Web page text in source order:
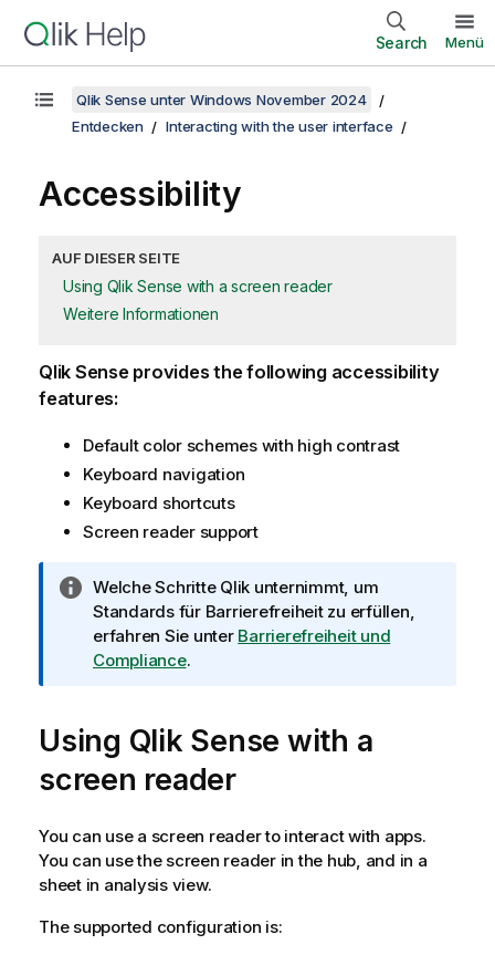
Search Menü
Qlik Sense unter Windows November 2024
Entdecken
Interacting with the user interface
Accessibility
AUF DIESER SEITE
Using Qlik Sense with a screen reader
Weitere Informationen
Qlik Senseprovides the following accessibility
features:
Default color schemes with high contrast
Keyboard navigation
Keyboard shortcuts
Screen reader support
I
n
f
o
a
t
i
n
s
h
n
Welche Schritte Qlik unternimmt, um
Standards für Barrierefreiheit zu erfüllen,
erfahren Sie unter Barrierefreiheit und
Compliance.
Using Qlik Sense with a
screen reader
You can use a screen reader to interact with apps.
You can use the screen reader in the hub, and in a
sheet in analysis view.
The supported configuration is: